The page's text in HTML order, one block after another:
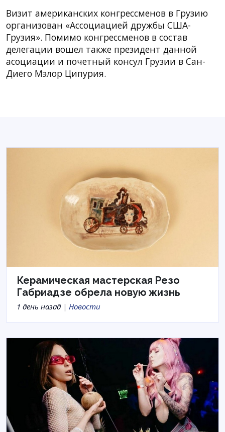
Визит американских конгрессменов в Грузию
организован «Ассоциацией дружбы США-
Грузия». Помимо конгрессменов в состав
делегации вошел также президент данной
асоциации и почетный консул Грузии в Сан-
Диего Мэлор Ципурия.
Керамическая мастерская Резо
Габриадзе обрела новую жизнь
1 день назад | Новости